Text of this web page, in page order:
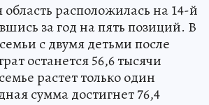
расположилась на 14-й
за год на пять позиций. В
с двумя детьми после
останется 56,6 тысячи
растет только один
сумма достигнет 76,4